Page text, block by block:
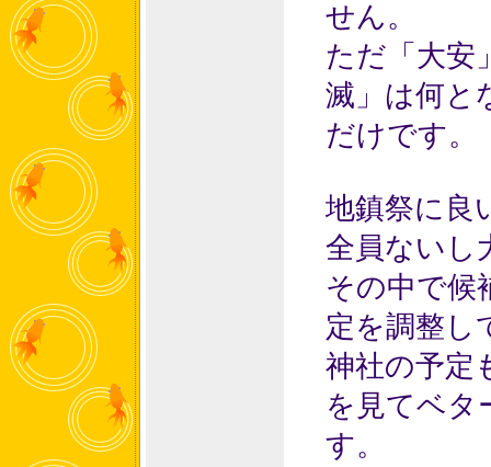
せん。
ただ「大安
滅」は何と
だけです。
地鎮祭に良
全員ないし
その中で候
定を調整し
神社の予定
を見てベタ
す。